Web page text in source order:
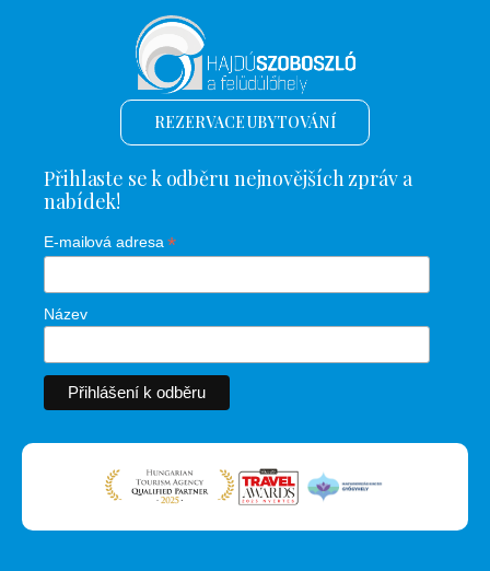
REZERVACE UBYTOVÁNÍ
Přihlaste se k odběru nejnovějších zpráv a
nabídek!
E-mailová adresa*
Název